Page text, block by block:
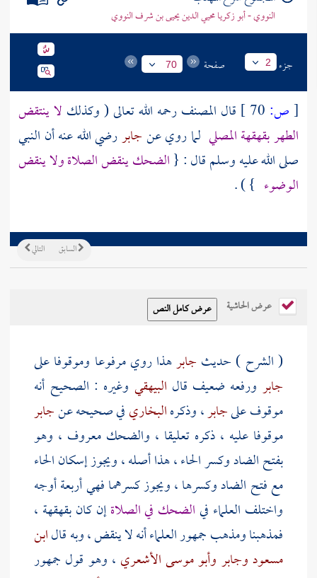
النووي - أبو زكريا محيي الدين يحيى بن شرف النووي
جزء 2 صفحة 70
[ص: قال المصنفرحمه الله تعالى ( وكذلك لا ينتقض
الطهر بقهقهة المصلي لما روي عنجابررضي الله عنه أن النبي
صلى الله عليه وسلم قال : {الضحك ينقض الصلاة ولا ينقض
الوضوء } ) .
التالي السابق
عرض الحاشية
( الشرح ) حديث جابرهذا روي مرفوعا وموقوفا على
جابر ورفعه ضعيف قال البيهقي وغيره : الصحيح أنه
موقوف علىجابر، وذكرهالبخاريفي صحيحه عنجابر
موقوفا عليه ، ذكره تعليقا ، والضحك معروف ، وهو
بفتح الضاد وكسر الحاء ، هذا أصله ، ويجوز إسكان الحاء
مع فتح الضاد وكسرها ، ويجوز كسرهما فهي أربعة أوجه
واختلف العلماء فيالضحك في الصلاةإن كان بقهقهة ،
فمذهبنا ومذهب جمهور العلماء أنه لا ينقض ، وبه قالابن
مسعودوجابر وأبو موسى الأشعري ، وهو قول جمهور